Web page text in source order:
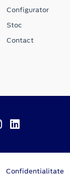
Configurator
Stoc
Contact
Confidentialitate